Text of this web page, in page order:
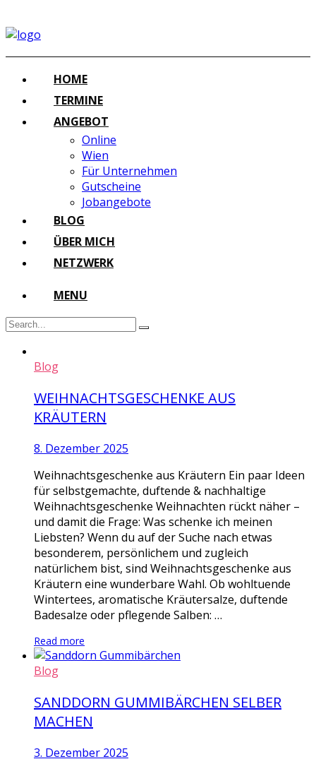
HOME
TERMINE
ANGEBOT
Online
Wien
Für Unternehmen
Gutscheine
Jobangebote
BLOG
ÜBER MICH
NETZWERK
MENU
Blog
WEIHNACHTSGESCHENKE AUS
KRÄUTERN
8. Dezember 2025
Weihnachtsgeschenke aus Kräutern Ein paar Ideen
für selbstgemachte, duftende & nachhaltige
Weihnachtsgeschenke Weihnachten rückt näher –
und damit die Frage: Was schenke ich meinen
Liebsten? Wenn du auf der Suche nach etwas
besonderem, persönlichem und zugleich
natürlichem bist, sind Weihnachtsgeschenke aus
Kräutern eine wunderbare Wahl. Ob wohltuende
Wintertees, aromatische Kräutersalze, duftende
Badesalze oder pflegende Salben: …
Read more
Blog
SANDDORN GUMMIBÄRCHEN SELBER
MACHEN
3. Dezember 2025